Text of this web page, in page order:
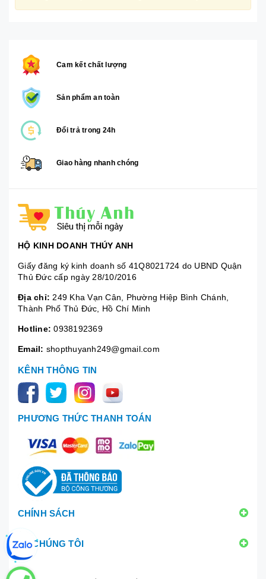
Cam kết chất lượng
Sản phẩm an toàn
Đổi trả trong 24h
Giao hàng nhanh chóng
HỘ KINH DOANH THÚY ANH
Giấy đăng ký kinh doanh số 41Q8021724 do UBND Quận
Thủ Đức cấp ngày 28/10/2016
Địa chỉ: 249 Kha Vạn Cân, Phường Hiệp Bình Chánh,
Thành Phố Thủ Đức, Hồ Chí Minh
Hotline: 0938192369
Email: shopthuyanh249@gmail.com
KÊNH THÔNG TIN
PHƯƠNG THỨC THANH TOÁN
CHÍNH SÁCH
VỀ CHÚNG TÔI